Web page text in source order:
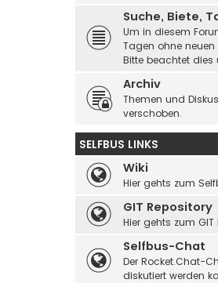
Suche, Biete,
Um in diesem
Tagen ohne
Bitte beachtet dies
Archiv
Themen und
verschoben.
SELFBUS LINKS
Wiki
Hier gehts zum
GIT Repository
Hier gehts zum
Selfbus-Chat
Der Rocket.Chat-
diskutiert werden